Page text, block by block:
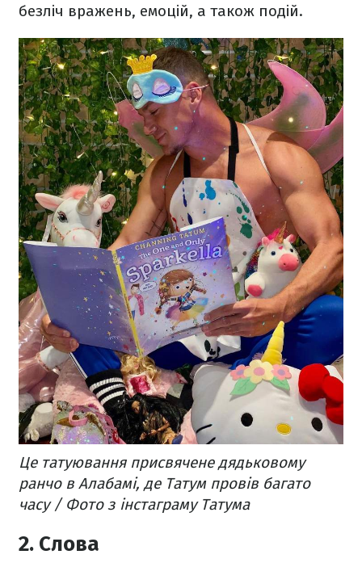
безліч вражень, емоцій, а також подій.
Це татуювання присвячене дядьковому
ранчо в Алабамі, де Татум провів багато
часу / Фото з інстаграму Татума
2. Слова